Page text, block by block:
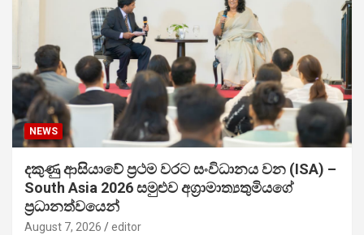
NEWS
දකුණු ආසියාවේ ප්‍රථම වරට සංවිධානය වන (ISA) –
South Asia 2026 සමුළුව අග්‍රාමාත්‍යතුමියගේ
ප්‍රධානත්වයෙන්
August 7, 2026 editor